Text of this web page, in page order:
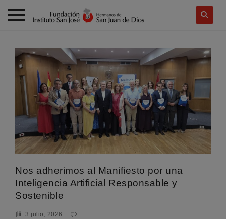
content
Nos adherimos al Manifiesto por una
Inteligencia Artificial Responsable y
Sostenible
3 julio, 2026